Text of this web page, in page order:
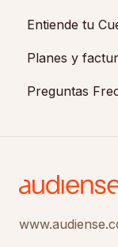
Navegación
Audiencias
Análisis
Entiende tu
Feedback y
Audiense
Planes y
Pagos y
Preguntas
Como
Preguntas